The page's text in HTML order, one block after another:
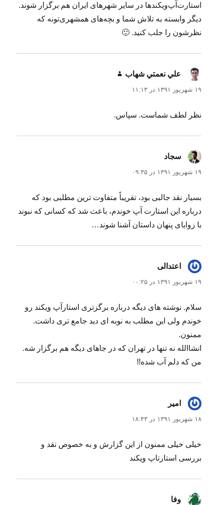
استارت‌آپ‌ویکندها در سایر شهرهای ایران هم برگزار شوند.
دیگر وابسته به تلاش شما و بچه‌های همشهری‌تونه که
نظرشون را جلب کنید. 🙂
علي نعمتي شهاب
۱۹ شهریور ۱۳۹۱ در ۱۱:۱۳
نظر لطف شماست. سپاس.
سجاد
۱۹ شهریور ۱۳۹۱ در ۰۹:۳۵
بسیار نقد جالبی بود، تقریباً متفاوت ترین مطلبی بود که
درباره این استارت آپ خوندم، باعث شد که کسانی که نبوند
با زوایای پنهان داستان آشنا شوند…
اعتدالی
۱۹ شهریور ۱۳۹۱ در ۰۰:۲۵
سلام. نوشته های دیگه درباره برگزتری استارآپ ویکند رو
خوندم ولی این مطلب به نوبه ای دید جامع تری داشت.
ممنون.
انشاالله نه تنها در تهران که در جاهای دیگه هم برگزار شه.
من که دلم آب شده!!
امیر
۱۸ شهریور ۱۳۹۱ در ۱۸:۴۳
خیلی خیلی ممنون از این گزارش و به خصوص نقد و
بررسی استارتاپ ویکند
وفا